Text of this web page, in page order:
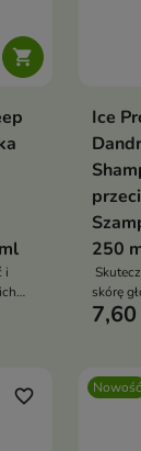

i
Ice
250
skórę
oraz
favorite_border Nowość